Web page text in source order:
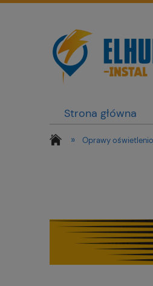
Strona główna
» Oprawy